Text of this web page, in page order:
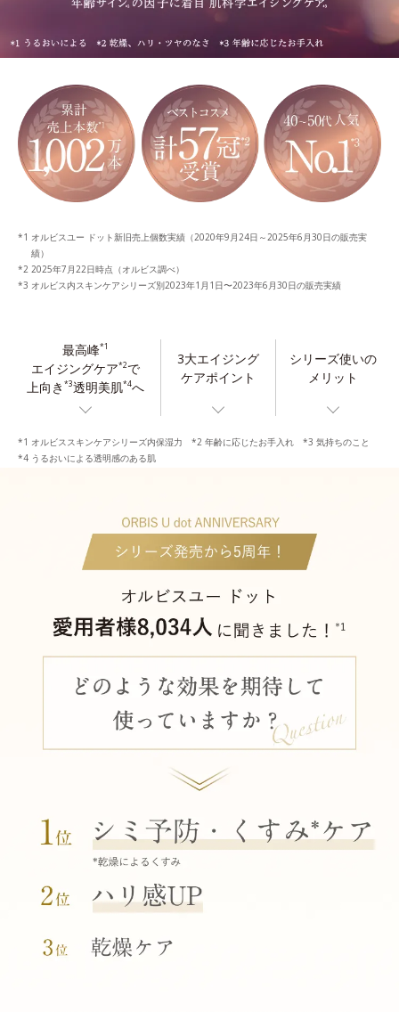
オルビスユー ドット新旧売上個数実績（2020年9月24日～2025年6月30日の販売実
績）
2025年7月22日時点（オルビス調べ）
オルビス内スキンケアシリーズ別2023年1月1日〜2023年6月30日の販売実績
最高峰*1
エイジングケア*2で
上向き *3透明美肌*4へ
3大エイジング
ケアポイント
シリーズ使いの
メリット
*1 オルビススキンケアシリーズ内保湿力 *2 年齢に応じたお手入れ *3 気持ちのこと
*4 うるおいによる透明感のある肌